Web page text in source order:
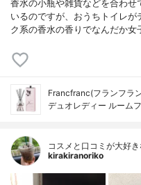
香水の小瓶や雑貨などを合わ
いるのですが、おうちトイレ
ク系の香水の香りでなんだか女
Francfranc(フランフラ
デュオレディー ルーム
コスメと口コミが大好
kirakiranoriko